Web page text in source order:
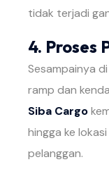
tidak terjadi
4. Proses
Sesampainya
ramp dan
Siba Cargo
hingga ke
pelanggan.